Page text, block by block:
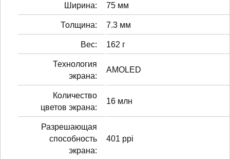
Ширина: 75 мм
Толщина: 7.3 мм
Вес: 162 г
Технология
экрана:
AMOLED
Количество
цветов экрана:
16 млн
Разрешающая
способность
экрана:
401 ppi